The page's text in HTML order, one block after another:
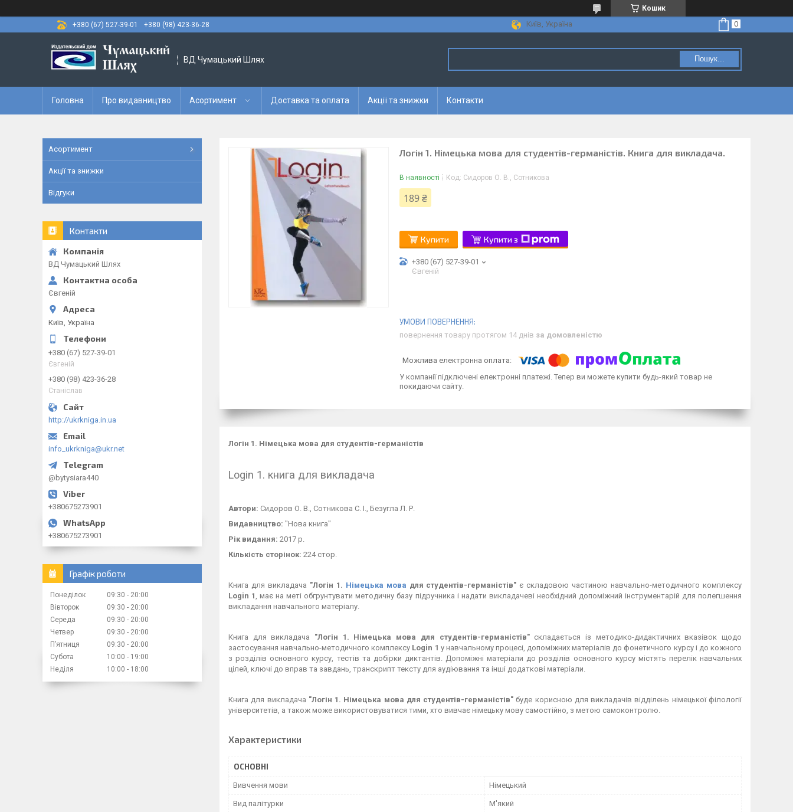
Кошик
+380 (67) 527-39-01
+380 (98) 423-36-28 Київ, Україна
ВД Чумацький Шлях Пошук...
Головна Про видавництво Асортимент Доставка та оплата Акції та знижки Контакти
Логін 1. Німецька мова для студентів-германістів. Книга для викладача.
В наявності Код: Сидоров О. В., Сотникова
189 ₴
Купити Купити з
+380 (67) 527-39-01
Євгеній
повернення товару протягом 14 днів за домовленістю
У компанії підключені електронні платежі. Тепер ви можете купити будь-який товар не
покидаючи сайту.
Логін 1. Німецька мова для студентів-германістів
Login 1. книга для викладача
Автори: Сидоров О. В., Сотникова С. І., Безугла Л. Р.
Видавництво: "Нова книга"
Рік видання: 2017 р.
Кількість сторінок: 224 стор.
Книга для викладача "Логін 1. Німецька мова для студентів-германістів" є складовою частиною навчально-методичного комп­лексу
Login 1, має на меті обгрунтувати методичну базу підручника і надати ви­кладачеві необхідний допоміжний інструментарій для полегшення
викладання навчального матеріалу.
Книга для викладача "Логін 1. Німецька мова для студентів-германістів" складається із методико-дидактичних вказівок щодо
застосування навчально-методичного комплексу Login 1 у навчальному процесі, допоміжних ма­теріалів до фонетичного курсу і до кожного
з розділів основного курсу, тестів та добірки диктантів. Допоміжні матеріали до розділів основного курсу містять пе­релік навчальних
цілей, ключі до вправ та завдань, транскрипт тексту для аудіювання та інші додаткові матеріали.
Книга для викладача "Логін 1. Німецька мова для студентів-германістів"буде корисною для викладачів відділень німецької філології
університетів, а та­кож може використовуватися тими, хто вивчає німецьку мову самостійно, з метою самоконтролю.
Характеристики
ОСНОВНІ
Вивчення мови Німецький
Вид палітурки М'який
Асортимент
Акції та знижки
Відгуки
Контакти
ВД Чумацький Шлях
Євгеній
Київ, Україна
+380 (67) 527-39-01
Євгеній
+380 (98) 423-36-28
Станіслав
http://ukrkniga.in.ua
info_ukrkniga@ukr.net
@bytysiara440
+380675273901
+380675273901
Графік роботи
Понеділок 09:30
20:00
Вівторок
09:30
20:00
Середа
09:30
20:00
Четвер
09:30
20:00
Пʼятниця
09:30
20:00
Субота
10:00
19:00
Неділя
10:00 18:00